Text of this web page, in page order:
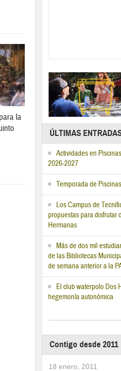
la
ÚLTIMAS
Actividades en
2026-2027
Temporada de
Los Campus de
propuestas para disfrutar
Hermanas
Más de dos mil
de las Bibliotecas
de semana anterior a la
El club waterpolo Dos
hegemonía autonómica
Contigo desde 2011
18 enero, 2011